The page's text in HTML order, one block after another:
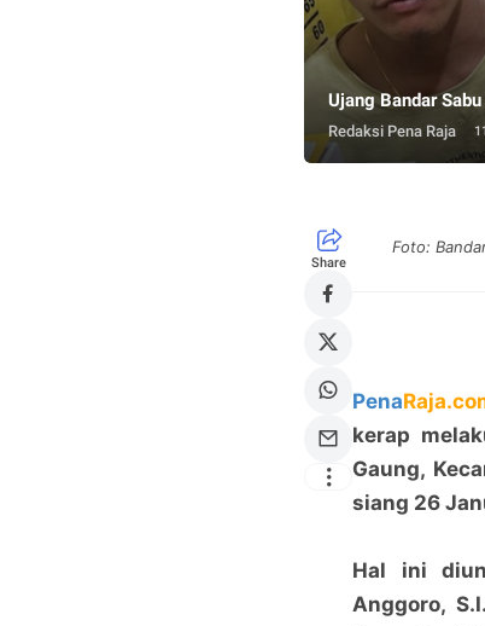
Ujang Bandar
Redaksi Pena Raja
Share
Foto:
Pena
kerap
Gaung,
siang 26
Hal ini
Anggoro,